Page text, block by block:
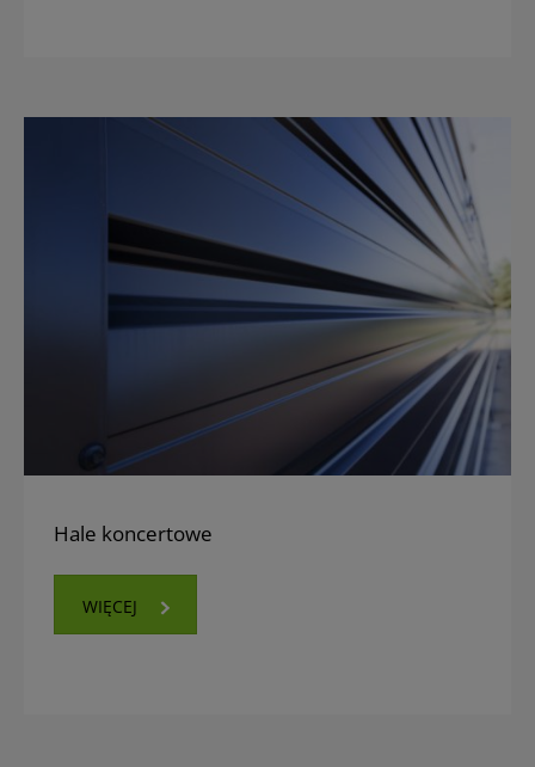
Hale koncertowe
WIĘCEJ